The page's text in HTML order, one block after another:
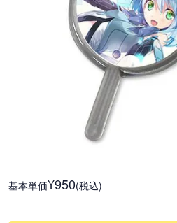
基本単価¥950(税込)